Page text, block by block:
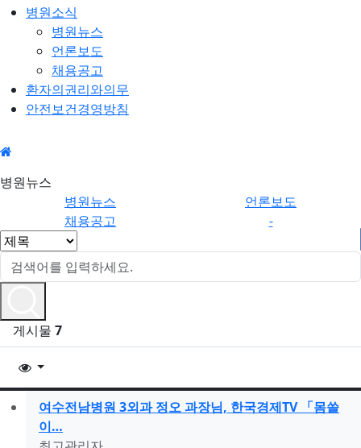
병원소식
병원뉴스
언론보도
채용공고
환자의권리와의무
안전보건경영방침
식 스
병원뉴스
병원뉴스
언론보도
채용공고
-
게시물 7
조회순 정렬
여수전남병원 3외과 정오 과장님, 한국경제TV 「몸쓸
이…